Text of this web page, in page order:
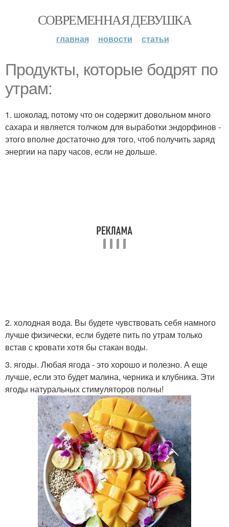
СОВРЕМЕННАЯ ДЕВУШКА
главная новости статьи
Продукты, которые бодрят по
утрам:
1. шоколад, потому что он содержит довольном много
сахара и является толчком для выработки эндорфинов -
этого вполне достаточно для того, чтоб получить заряд
энергии на пару часов, если не дольше.
2. холодная вода. Вы будете чувствовать себя намного
лучше физически, если будете пить по утрам только
встав с кровати хотя бы стакан воды.
3. ягоды. Любая ягода - это хорошо и полезно. А еще
лучше, если это будет малина, черника и клубника. Эти
ягоды натуральных стимуляторов полны!